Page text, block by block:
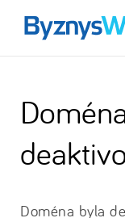
Doména byla